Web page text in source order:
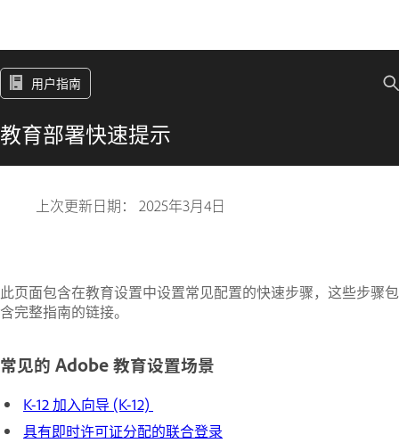
用户指南
教育部署快速提示
上次更新日期： 2025年3月4日
此页面包含在教育设置中设置常见配置的快速步骤，这些步骤包
含完整指南的链接。
常见的 Adobe 教育设置场景
K-12 加入向导 (K-12)
具有即时许可证分配的联合登录